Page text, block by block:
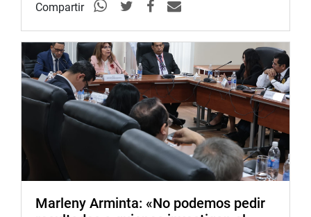
Compartir
Marleny Arminta: «No podemos pedir